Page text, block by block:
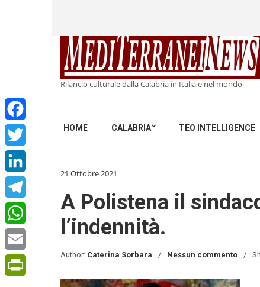
Rilancio culturale dalla Calabria in Italia e nel mondo
HOME CALABRIA TEO INTELLIGENCE
Facebook
Twitter
LinkedIn
Telegram
WhatsApp
Email
21 Ottobre 2021
A Polistena il
l’indennità.
Author: Caterina Sorbara Nessun commento